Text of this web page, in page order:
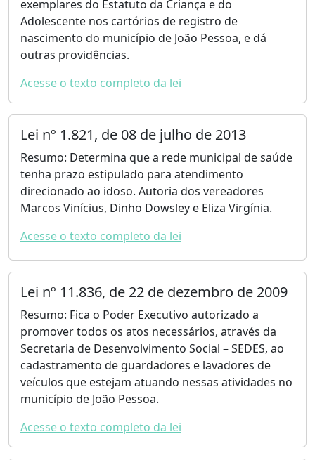
exemplares do Estatuto da Criança e do
Adolescente nos cartórios de registro de
nascimento do município de João Pessoa, e dá
outras providências.
Acesse o texto completo da lei
Lei nº 1.821, de 08 de julho de 2013
Resumo: Determina que a rede municipal de saúde
tenha prazo estipulado para atendimento
direcionado ao idoso. Autoria dos vereadores
Marcos Vinícius, Dinho Dowsley e Eliza Virgínia.
Acesse o texto completo da lei
Lei nº 11.836, de 22 de dezembro de 2009
Resumo: Fica o Poder Executivo autorizado a
promover todos os atos necessários, através da
Secretaria de Desenvolvimento Social – SEDES, ao
cadastramento de guardadores e lavadores de
veículos que estejam atuando nessas atividades no
município de João Pessoa.
Acesse o texto completo da lei